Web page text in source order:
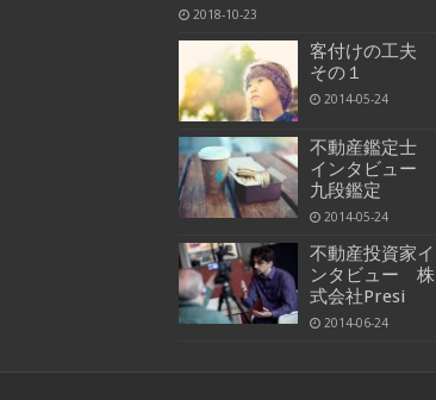
2018-10-23
客付けの工夫
その１
2014-05-24
不動産鑑定士
インタビュー
九段鑑定
2014-05-24
不動産投資家イ
ンタビュー 株
式会社Presi
2014-06-24